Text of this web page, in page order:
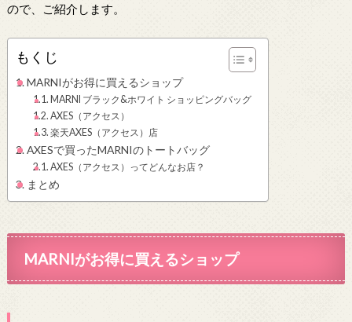
ので、ご紹介します。
もくじ
MARNIがお得に買えるショップ
MARNI ブラック&ホワイト ショッピングバッグ
AXES（アクセス）
楽天AXES（アクセス）店
AXESで買ったMARNIのトートバッグ
AXES（アクセス）ってどんなお店？
まとめ
MARNIがお得に買えるショップ